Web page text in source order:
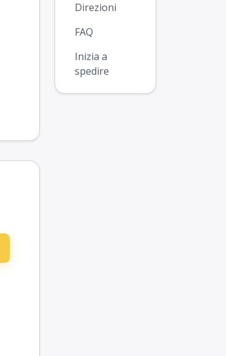
Direzioni
FAQ
Inizia a
spedire